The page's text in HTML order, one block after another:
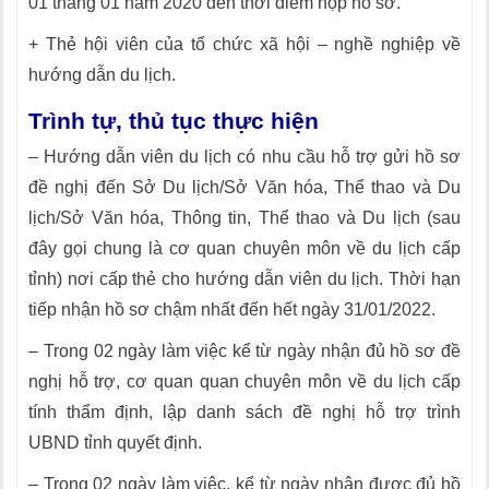
+ Thẻ hội viên của tổ chức xã hội – nghề nghiệp về
hướng dẫn du lịch.
Trình tự, thủ tục thực hiện
– Hướng dẫn viên du lịch có nhu cầu hỗ trợ gửi hồ sơ
đề nghị đến Sở Du lịch/Sở Văn hóa, Thể thao và Du
lịch/Sở Văn hóa, Thông tin, Thể thao và Du lịch (sau
đây gọi chung là cơ quan chuyên môn về du lịch cấp
tỉnh) nơi cấp thẻ cho hướng dẫn viên du lịch. Thời hạn
tiếp nhận hồ sơ chậm nhất đến hết ngày 31/01/2022.
– Trong 02 ngày làm việc kể từ ngày nhận đủ hồ sơ đề
nghị hỗ trợ, cơ quan quan chuyên môn về du lịch cấp
tính thẩm định, lập danh sách đề nghị hỗ trợ trình
UBND tỉnh quyết định.
– Trong 02 ngày làm việc, kể từ ngày nhận được đủ hồ